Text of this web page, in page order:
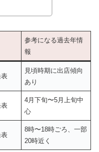
参考になる過去年情
報
見頃時期に出店傾向
あり
4月下旬〜5月上旬中
心
8時〜18時ごろ、一部
20時近く